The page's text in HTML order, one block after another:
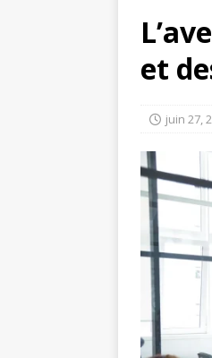
et
juin 27,